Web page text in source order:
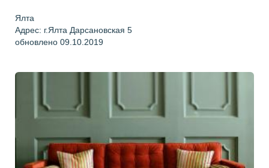
Ялта
Адрес: г.Ялта Дарсановская 5
обновлено 09.10.2019